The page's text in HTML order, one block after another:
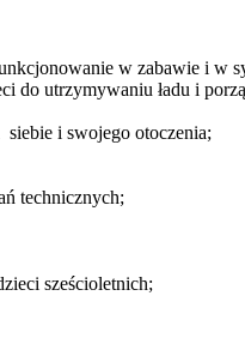
w zabawie i w
do utrzymywaniu ładu i
i swojego otoczenia;
technicznych;
sześcioletnich;